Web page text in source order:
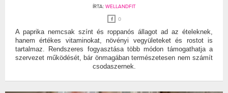
ÍRTA: WELLANDFIT
0
A paprika nemcsak színt és roppanós állagot ad az ételeknek,
hanem értékes vitaminokat, növényi vegyületeket és rostot is
tartalmaz. Rendszeres fogyasztása több módon támogathatja a
szervezet működését, bár önmagában természetesen nem számít
csodaszernek.